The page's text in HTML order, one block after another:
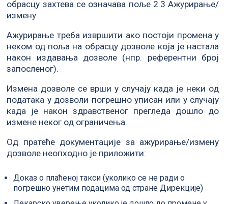
обрасцу захтева се означава поље 2.3 Ажурирање/
измену.
Ажурирање треба извршити ако постоји промена у
неком од поља на обрасцу дозволе која је настала
након издавања дозволе (нпр. референтни број
запосленог).
Измена дозволе се врши у случају када је неки од
података у дозволи погрешно уписан или у случају
када је након здравственог прегледа дошло до
измене неког од ограничења.
Од пратеће документације за ажурирање/измену
дозволе неопходно је приложити:
Доказ о плаћеној такси (уколико се не ради о
погрешно унетим подацима од стране Дирекције)